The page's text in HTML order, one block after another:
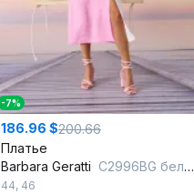
-7%
186.96 $200.66
Платье
Barbara Geratti С2996BG белый/розовый
44, 46